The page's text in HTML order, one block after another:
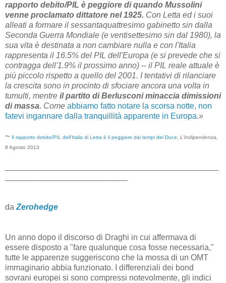
rapporto debito/PIL è peggiore di quando Mussolini
venne proclamato dittatore nel 1925. Con Letta ed i suoi
alleati a formare il sessantaquattresimo gabinetto sin dalla
Seconda Guerra Mondiale (e ventisettesimo sin dal 1980), la
sua vita è destinata a non cambiare nulla e con l'Italia
rappresenta il 16.5% del PIL dell'Europa (e si prevede che si
contragga dell'1.9% il prossimo anno) -- il PIL reale attuale è
più piccolo rispetto a quello del 2001. I tentativi di rilanciare
la crescita sono in procinto di sfociare ancora una volta in
tumulti, mentre il partito di Berlusconi minaccia dimissioni
di massa. Come abbiamo fatto notare la scorsa notte, non
fatevi ingannare dalla tranquillità apparente in Europa.»
~ Il rapporto debito/PIL dell'Italia di Letta è il peggiore dai tempi del Duce L'Indipendenza
8 Agosto 2013
da Zerohedge
Un anno dopo il discorso di Draghi in cui affermava di
essere disposto a "fare qualunque cosa fosse necessaria,"
tutte le apparenze suggeriscono che la mossa di un OMT
immaginario abbia funzionato. I differenziali dei bond
sovrani europei si sono compressi notevolmente, gli indici